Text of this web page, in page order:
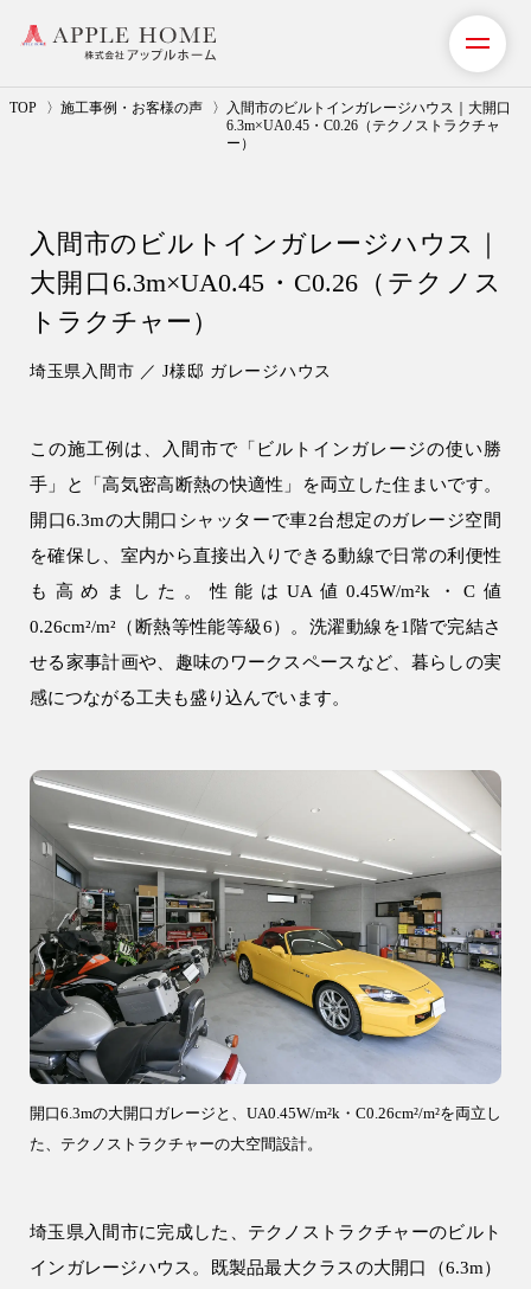
TOP 施工事例・お客様の声
入間市のビルトインガレージハウス｜大開口
6.3m×UA0.45・C0.26（テクノストラクチャ
ー）
入間市のビルトインガレージハウス｜
大開口6.3m×UA0.45・C0.26（テクノス
トラクチャー）
埼玉県入間市 ／ J様邸 ガレージハウス
この施工例は、入間市で「ビルトインガレージの使い勝
手」と「高気密高断熱の快適性」を両立した住まいです。
開口6.3mの大開口シャッターで車2台想定のガレージ空間
を確保し、室内から直接出入りできる動線で日常の利便性
も高めました。性能はUA値0.45W/m²k・C値
0.26cm²/m²（断熱等性能等級6）。洗濯動線を1階で完結さ
せる家事計画や、趣味のワークスペースなど、暮らしの実
感につながる工夫も盛り込んでいます。
開口6.3mの大開口ガレージと、UA0.45W/m²k・C0.26cm²/m²を両立し
た、テクノストラクチャーの大空間設計。
埼玉県入間市に完成した、テクノストラクチャーのビルト
インガレージハウス。既製品最大クラスの大開口（6.3m）
リフォーム・リノベーション
リフォームプラン紹介
ショールーム・モデルハウス
施工事例・お客様の声
注文住宅
WELL+
R+house
リフォーム・リノベーション
リフォーム・リノベーション
建設事業
アパート建築
事業用建物
土地活用
エリア別一覧
川越市の注文住宅